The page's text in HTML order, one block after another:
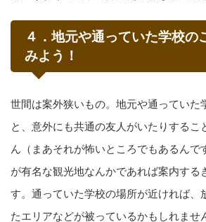
４．地元や通っていた学校の
みよう！
世間は案外狭いもの。地元や通っていた
と、意外にも共通の友人がいたりするこ
ん（まあそれが怖いところでもあるん
が有名な観光地なんかであれば案内する
す。通っていた学校の場所が近ければ、
たエリアなどが被っているかもしれませ